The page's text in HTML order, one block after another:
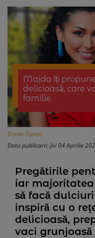
Majda îți
delicioasă, care
familie
Diana Oprea
Data publicarii: Joi 04 Aprilie
Pregătirile
iar
să facă
inspiră cu o
delicioasă,
vaci